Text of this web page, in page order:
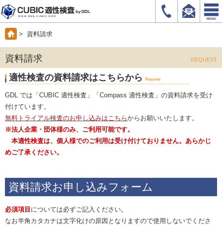
> 資料請求
資料請求 REQUEST
適性検査の資料請求はこちらから Request
GDL では「CUBIC 適性検査」「Compass 適性検査」の資料請求を受け
付けています。
無料トライアル検査のお申し込みはこちらからお願いいたします。
※法人企業・団体様のみ、ご利用可能です。
本適性検査は、個人様でのご利用は受け付けておりません。あらかじ
めご了承ください。
資料請求お申し込みフォーム
必須項目 については必ずご記入ください。
なお半角カタカナは文字化けの原因となりますので使用しないでくださ